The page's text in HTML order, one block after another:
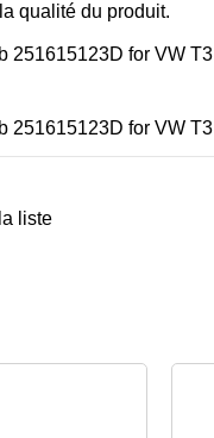
qualité du produit.
liste